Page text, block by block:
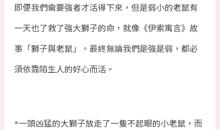
即便我們需要強者才活得下來，但是弱小的老鼠有
一天也了救了強大獅子的命，就像《伊索寓言》故
事「獅子與老鼠」。最終無論我們是強是弱，都必
須依靠陌生人的好心而活。
*一頭凶猛的大獅子放走了一隻不起眼的小老鼠，而